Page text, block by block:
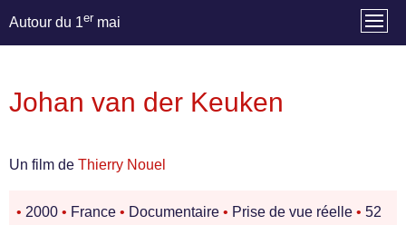
Autour du 1er mai
Johan van der Keuken
Un film de Thierry Nouel
• 2000 • France • Documentaire • Prise de vue réelle • 52